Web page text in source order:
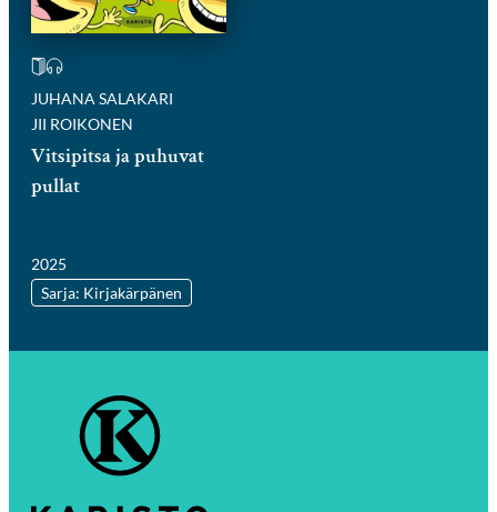
JUHANA SALAKARI
JII ROIKONEN
Vitsipitsa ja puhuvat
pullat
2025
Sarja: Kirjakärpänen